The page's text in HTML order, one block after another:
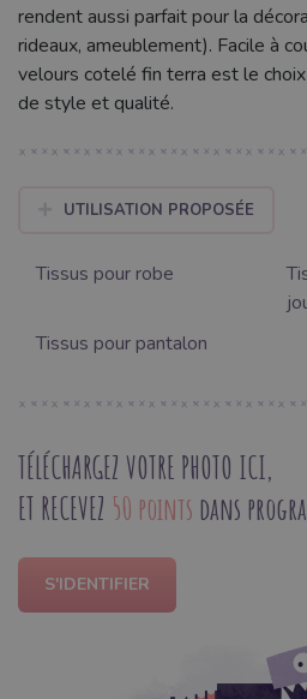
rendent aussi parfait pour la
rideaux, ameublement). Facile à
velours cotelé fin terra est le
de style et qualité.
UTILISATION PROPOSÉE
Tissus pour robe
Tissus pour pantalon
TÉLÉCHARGEZ VOTRE PHOTO ICI,
ET RECEVEZ 50 points dans
S'IDENTIFIER